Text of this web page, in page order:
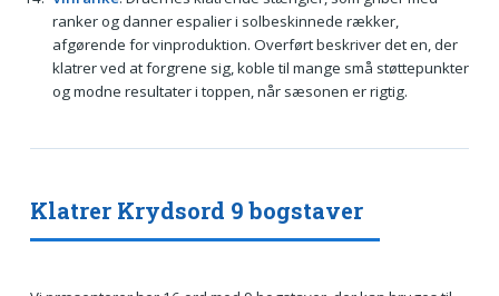
ranker og danner espalier i solbeskinnede rækker,
afgørende for vinproduktion. Overført beskriver det en, der
klatrer ved at forgrene sig, koble til mange små støttepunkter
og modne resultater i toppen, når sæsonen er rigtig.
Klatrer Krydsord 9 bogstaver